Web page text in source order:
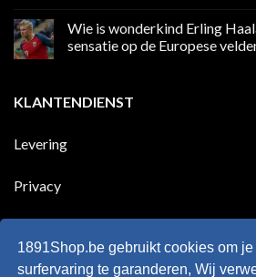
meer
100
land
scoort
op
jaar
nog
eens
tegen
Wie is wonderkind Erling
sensatie op de Europese
Wie
is
Haaland,
Europese
KLANTENDIENST
Levering
Privacy
Retourneren
1891Shop.be gebruikt cookies om
surfervaring te garanderen, Wij